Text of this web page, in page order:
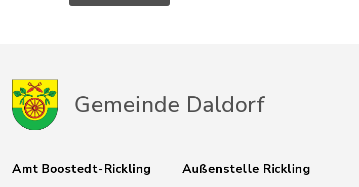
Gemeinde Daldorf
Amt Boostedt-Rickling Außenstelle Rickling